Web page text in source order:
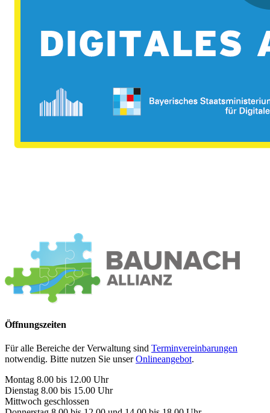
Öffnungszeiten
Für alle Bereiche der Verwaltung sind Terminvereinbarungen
notwendig. Bitte nutzen Sie unserOnlineangebot.
Montag 8.00 bis 12.00 Uhr
Dienstag 8.00 bis 15.00 Uhr
Mittwoch geschlossen